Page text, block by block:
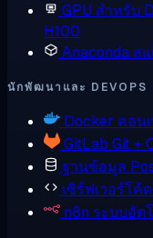
GPU สำหรับ
H100
Anaconda ส
นักพัฒนาและ DEVOPS
Docker คอน
GitLab Git +
ฐานข้อมูล
เซิร์ฟเวอร์โค้ด
n8n ระบบอัต